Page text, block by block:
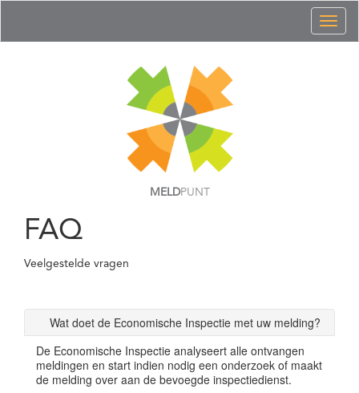
MELDPUNT
FAQ
Veelgestelde vragen
Wat doet de Economische Inspectie met uw melding?
De Economische Inspectie analyseert alle ontvangen
meldingen en start indien nodig een onderzoek of maakt
de melding over aan de bevoegde inspectiedienst.